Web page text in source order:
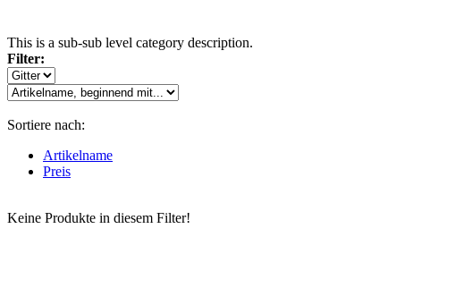
This is a sub-sub level category description.
Filter:
Sortiere nach:
Artikelname
Preis
Keine Produkte in diesem Filter!